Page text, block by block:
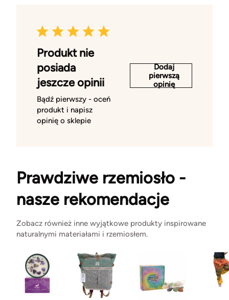
Produkt nie
posiada
jeszcze opinii
Bądź pierwszy - oceń
produkt i napisz
opinię o sklepie
Dodaj
pierwszą
opinię
Prawdziwe rzemiosło -
nasze rekomendacje
Zobacz również inne wyjątkowe produkty inspirowane
naturalnymi materiałami i rzemiosłem.